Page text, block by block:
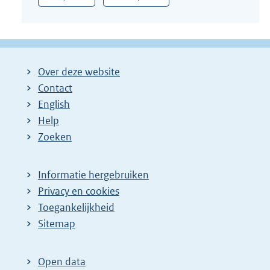
:
Over deze website
Contact
English
Help
Zoeken
Informatie hergebruiken
Privacy en cookies
Toegankelijkheid
Sitemap
Open data